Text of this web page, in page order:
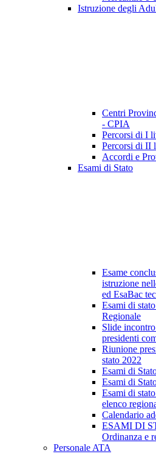
Istruzione degli
Centri
- CPIA
Percorsi di I
Percorsi di II
Accordi e
Esami di Stato
Esame
istruzione
ed EsaBac
Esami di
Regionale
Slide
presidenti
Riunione
stato 2022
Esami di
Esami di
Esami di
elenco
Calendario
ESAMI DI
Ordinanza e
Personale ATA